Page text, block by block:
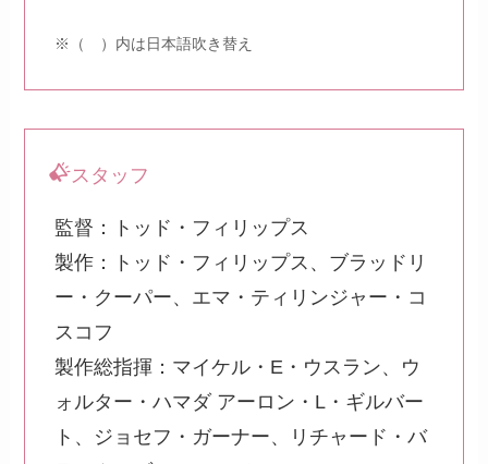
※（ ）内は日本語吹き替え
スタッフ
監督：トッド・フィリップス
製作：トッド・フィリップス、ブラッドリ
ー・クーパー、エマ・ティリンジャー・コ
スコフ
製作総指揮：マイケル・E・ウスラン、ウ
ォルター・ハマダ アーロン・L・ギルバー
ト、ジョセフ・ガーナー、リチャード・バ